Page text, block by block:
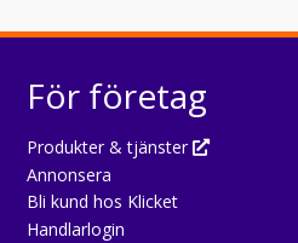
För företag
Produkter & tjänster
Annonsera
Bli kund hos Klicket
Handlarlogin